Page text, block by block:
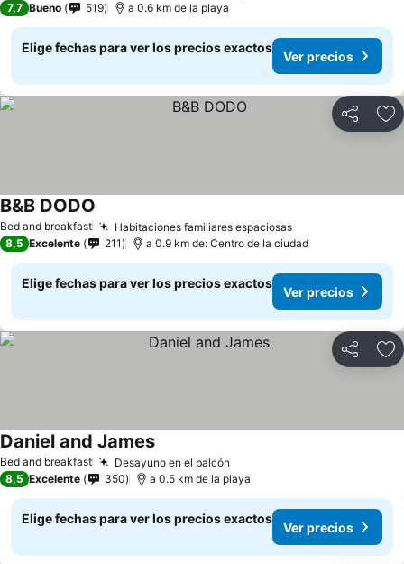
7,7 Bueno 519 a 0.6 km de la playa
Elige fechas para ver los precios exactos
Ver precios
Compartir
Bed and breakfast Habitaciones familiares espaciosas
B&B DODO
8,5 Excelente 211 a 0.9 km de: Centro de la ciudad
Elige fechas para ver los precios exactos
Ver precios
Compartir
Bed and breakfast Desayuno en el balcón
Daniel and James
8,5 Excelente 350 a 0.5 km de la playa
Elige fechas para ver los precios exactos
Ver precios